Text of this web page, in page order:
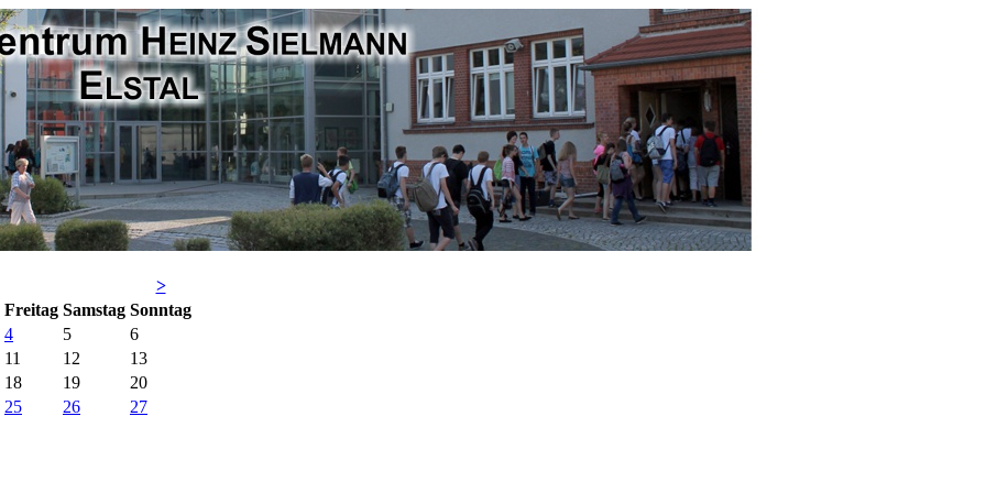
>
Freitag Samstag Sonntag
4 5
6
11 12
13
18 19
20
25 26
27